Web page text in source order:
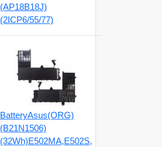
(AP18B18J)
(2ICP6/55/77)
BatteryAsus(ORG)
(B21N1506)
(32Wh)E502MA,E502S,